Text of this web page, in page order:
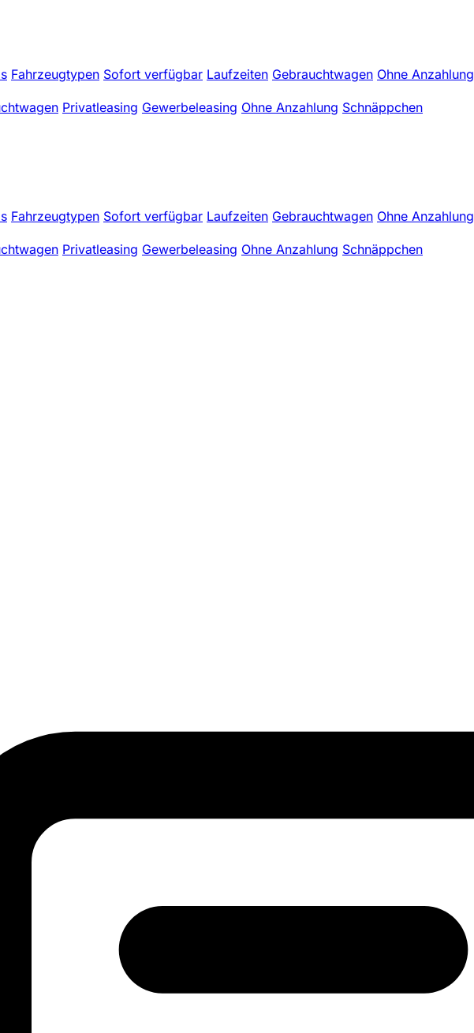
Fahrzeugtypen Sofort verfügbar Laufzeiten Gebrauchtwagen Ohne Anzahlung
Privatleasing Gewerbeleasing Ohne Anzahlung Schnäppchen
Fahrzeugtypen Sofort verfügbar Laufzeiten Gebrauchtwagen Ohne Anzahlung
Privatleasing Gewerbeleasing Ohne Anzahlung Schnäppchen